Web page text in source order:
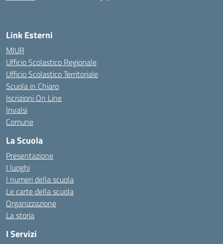
Link Esterni
MIUR
Ufficio Scolastico Regionale
Ufficio Scolastico Territoriale
Scuola in Chiaro
Iscrizioni On Line
Invalsi
Comune
La Scuola
Presentazione
I luoghi
I numeri della scuola
Le carte della scuola
Organizzazione
La storia
I Servizi